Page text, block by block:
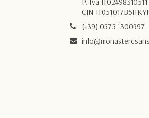
P. Iva IT02498310511
CIN
(+39) 0575 1300997